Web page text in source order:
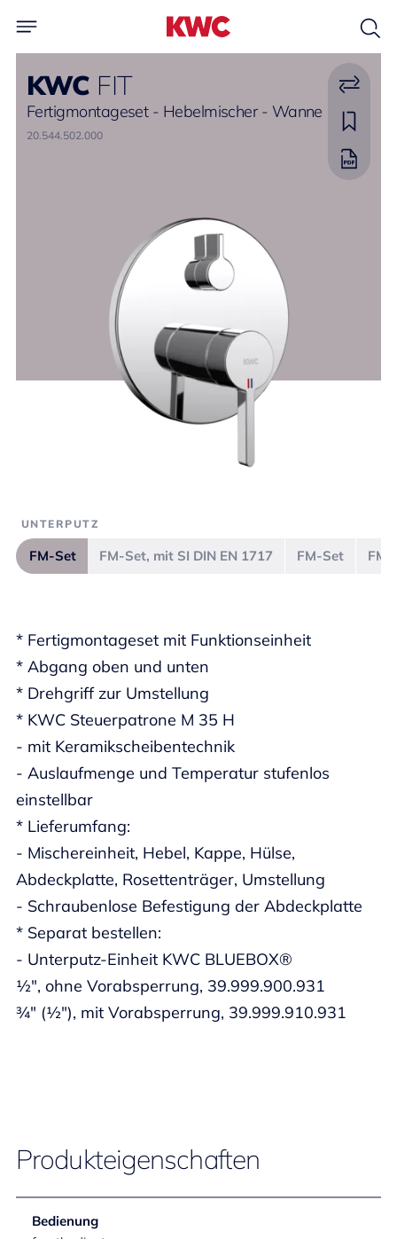
KWC FIT
Fertigmontageset - Hebelmischer - Wanne
20.544.502.000
* Fertigmontageset mit Funktionseinheit
* Abgang oben und unten
* Drehgriff zur Umstellung
* KWC Steuerpatrone M 35 H
- mit Keramikscheibentechnik
- Auslaufmenge und Temperatur stufenlos
einstellbar
* Lieferumfang:
- Mischereinheit, Hebel, Kappe, Hülse,
Abdeckplatte, Rosettenträger, Umstellung
- Schraubenlose Befestigung der Abdeckplatte
* Separat bestellen:
- Unterputz-Einheit KWC BLUEBOX®
½", ohne Vorabsperrung, 39.999.900.931
¾" (½"), mit Vorabsperrung, 39.999.910.931
UNTERPUTZ
FM-Set FM-Set, mit SI DIN EN 1717 FM-Set FM-
Produkteigenschaften
Bedienung